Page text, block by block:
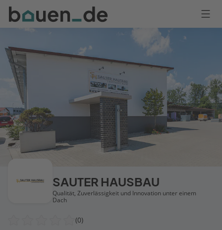
Bauen
Logo
SAUTER HAUSBAU
Qualität, Zuverlässigkeit und Innovation unter einem
Dach
(0)